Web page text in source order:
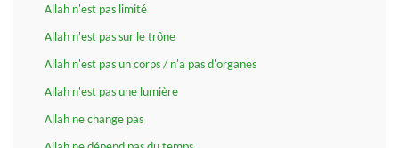
Allah n'est pas limité
Allah n'est pas sur le trône
Allah n'est pas un corps / n'a pas d'organes
Allah n'est pas une lumière
Allah ne change pas